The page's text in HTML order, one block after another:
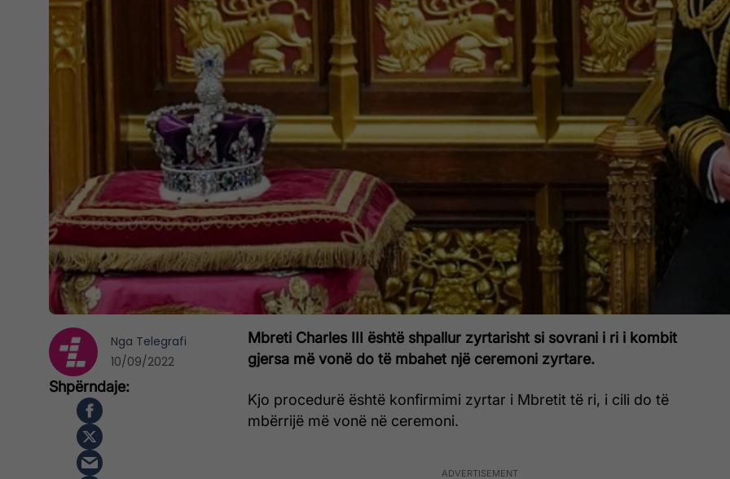
Mbreti Charles III është shpallur zyrtarisht si sovrani i ri i kombit
gjersa më vonë do të mbahet një ceremoni zyrtare.
Kjo procedurë është konfirmimi zyrtar i Mbretit të ri, i cili do të
mbërrijë më vonë në ceremoni.
Nga Telegrafi
10/09/2022